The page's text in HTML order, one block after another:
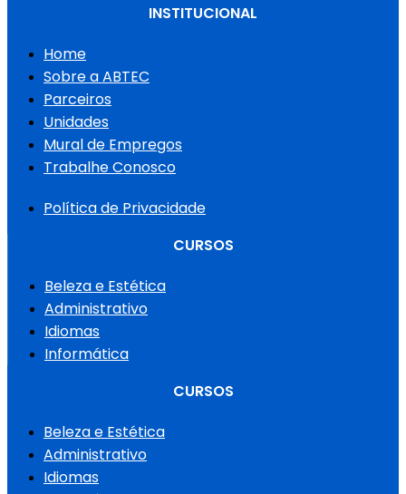
INSTITUCIONAL
Home
Sobre a ABTEC
Parceiros
Unidades
Mural de Empregos
Trabalhe Conosco
Política de Privacidade
CURSOS
Beleza e Estética
Administrativo
Idiomas
Informática
CURSOS
Beleza e Estética
Administrativo
Idiomas